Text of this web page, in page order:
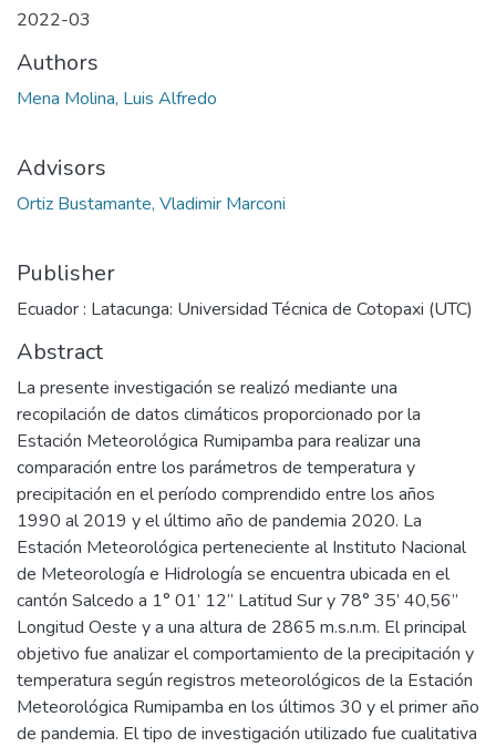
2022-03
Authors
Mena Molina, Luis Alfredo
Advisors
Ortiz Bustamante, Vladimir Marconi
Publisher
Ecuador : Latacunga: Universidad Técnica de Cotopaxi (UTC)
Abstract
La presente investigación se realizó mediante una
recopilación de datos climáticos proporcionado por la
Estación Meteorológica Rumipamba para realizar una
comparación entre los parámetros de temperatura y
precipitación en el período comprendido entre los años
1990 al 2019 y el último año de pandemia 2020. La
Estación Meteorológica perteneciente al Instituto Nacional
de Meteorología e Hidrología se encuentra ubicada en el
cantón Salcedo a 1° 01’ 12” Latitud Sur y 78° 35’ 40,56”
Longitud Oeste y a una altura de 2865 m.s.n.m. El principal
objetivo fue analizar el comportamiento de la precipitación y
temperatura según registros meteorológicos de la Estación
Meteorológica Rumipamba en los últimos 30 y el primer año
de pandemia. El tipo de investigación utilizado fue cualitativa